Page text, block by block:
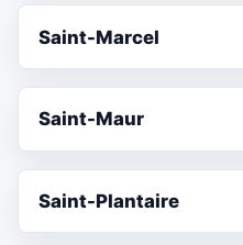
Saint-Marcel
Saint-Maur
Saint-Plantaire